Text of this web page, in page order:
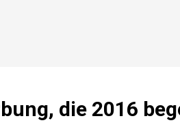
die 2016